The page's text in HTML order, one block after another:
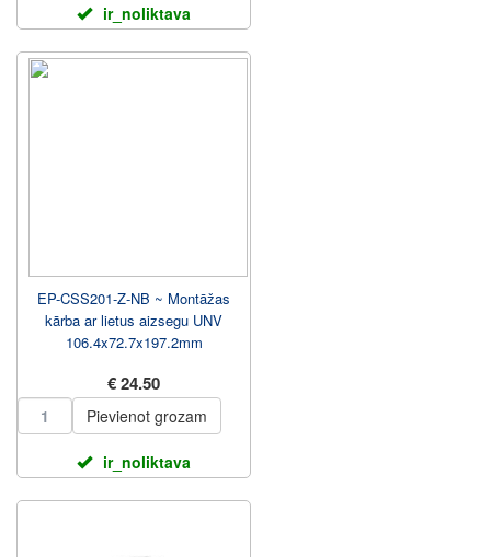
ir_noliktava
EP-CSS201-Z-NB ~ Montāžas
kārba ar lietus aizsegu UNV
106.4x72.7x197.2mm
€ 24.50
Pievienot grozam
ir_noliktava